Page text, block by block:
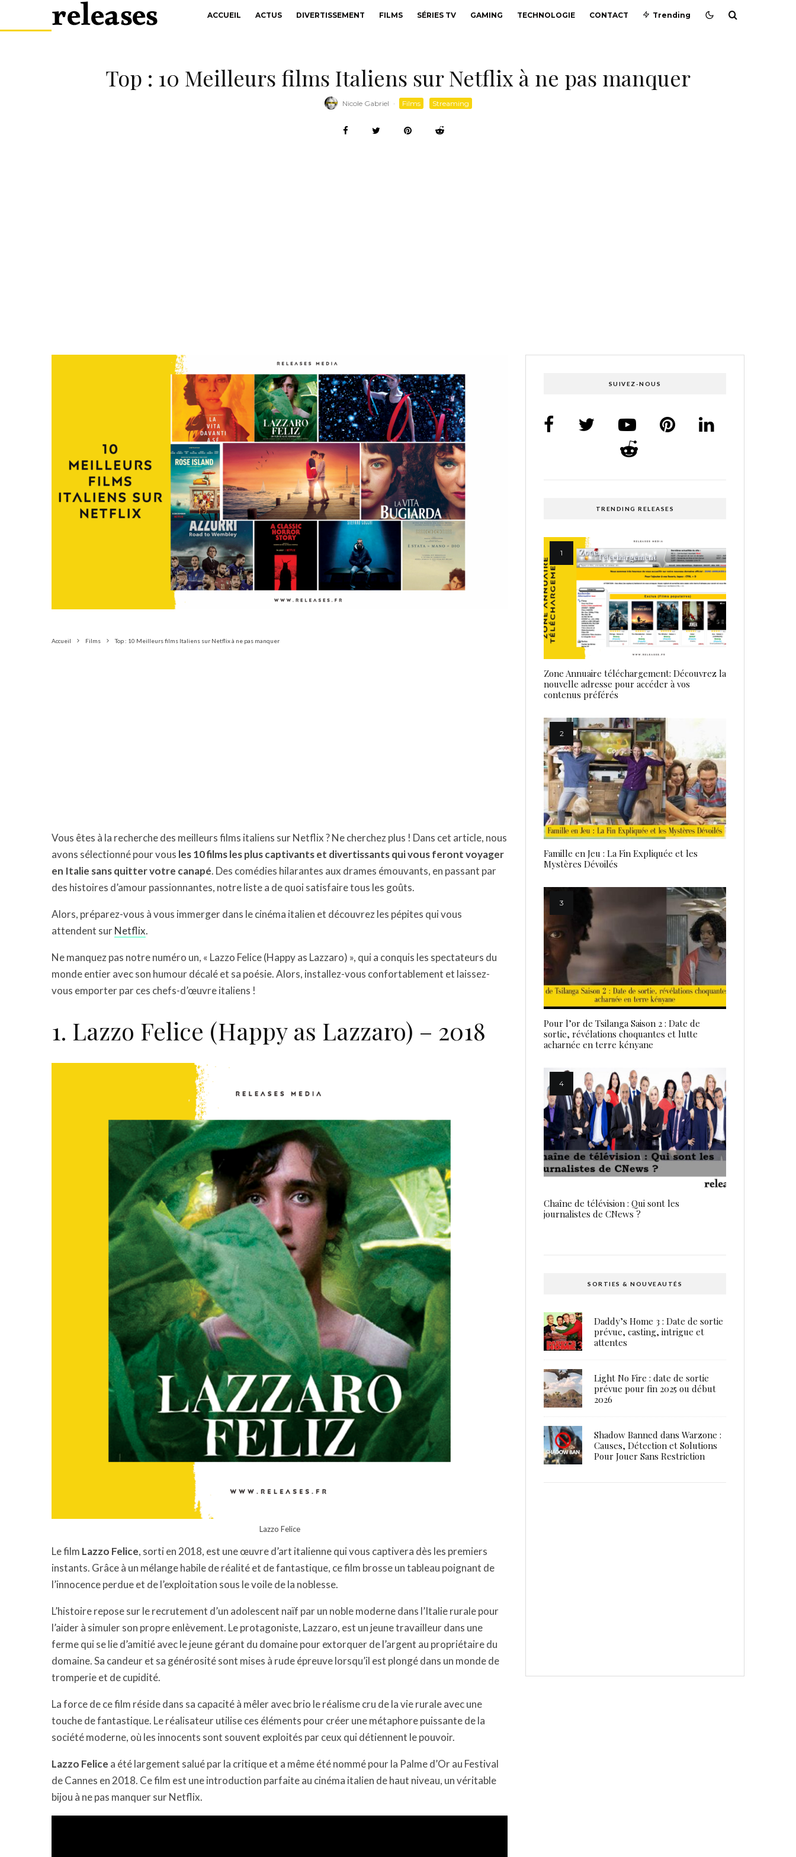
ACCUEIL ACTUS DIVERTISSEMENT FILMS SÉRIES TV GAMING TECHNOLOGIE CONTACT Trending
Top : 10 Meilleurs films Italiens sur Netflix à ne pas manquer
Nicole Gabriel · Films Streaming
Accueil Films Top : 10 Meilleurs films Italiens sur Netflix à ne pas manquer
Vous êtes à la recherche des meilleurs films italiens sur Netflix ? Ne cherchez plus ! Dans cet article, nous
avons sélectionné pour vous les 10 films les plus captivants et divertissants qui vous feront voyager
en Italie sans quitter votre canapé. Des comédies hilarantes aux drames émouvants, en passant par
des histoires d’amour passionnantes, notre liste a de quoi satisfaire tous les goûts.
Alors, préparez-vous à vous immerger dans le cinéma italien et découvrez les pépites qui vous
attendent surNetflix.
Ne manquez pas notre numéro un, « Lazzo Felice (Happy as Lazzaro) », qui a conquis les spectateurs du
monde entier avec son humour décalé et sa poésie. Alors, installez-vous confortablement et laissez-
vous emporter par ces chefs-d’œuvre italiens !
1. Lazzo Felice (Happy as Lazzaro) – 2018
Lazzo Felice
Le film Lazzo Felice, sorti en 2018, est une œuvre d’art italienne qui vous captivera dès les premiers
instants. Grâce à un mélange habile de réalité et de fantastique, ce film brosse un tableau poignant de
l’innocence perdue et de l’exploitation sous le voile de la noblesse.
L’histoire repose sur le recrutement d’un adolescent naïf par un noble moderne dans l’Italie rurale pour
l’aider à simuler son propre enlèvement. Le protagoniste, Lazzaro, est un jeune travailleur dans une
ferme qui se lie d’amitié avec le jeune gérant du domaine pour extorquer de l’argent au propriétaire du
domaine. Sa candeur et sa générosité sont mises à rude épreuve lorsqu’il est plongé dans un monde de
tromperie et de cupidité.
La force de ce film réside dans sa capacité à mêler avec brio le réalisme cru de la vie rurale avec une
touche de fantastique. Le réalisateur utilise ces éléments pour créer une métaphore puissante de la
société moderne, où les innocents sont souvent exploités par ceux qui détiennent le pouvoir.
Lazzo Felice a été largement salué par la critique et a même été nommé pour la Palme d’Or au Festival
de Cannes en 2018. Ce film est une introduction parfaite au cinéma italien de haut niveau, un véritable
bijou à ne pas manquer sur Netflix.
SUIVEZ-NOUS
TRENDING RELEASES
Zone Annuaire téléchargement: Découvrez la
nouvelle adresse pour accéder à vos
contenus préférés
Famille en Jeu : La Fin Expliquée et les
Mystères Dévoilés
Pour l’or de Tsilanga Saison 2 : Date de
sortie, révélations choquantes et lutte
acharnée en terre kényane
Chaîne de télévision : Qui sont les
journalistes de CNews ?
SORTIES & NOUVEAUTÉS
Daddy’s Home 3 : Date de sortie
prévue, casting, intrigue et
attentes
Light No Fire : date de sortie
prévue pour fin 2025 ou début
2026
Shadow Banned dans Warzone :
Causes, Détection et Solutions
Pour Jouer Sans Restriction